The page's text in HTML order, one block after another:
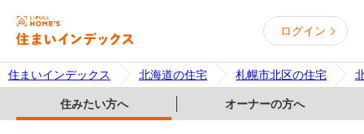
ログイン
住まいインデックス 北海道の住宅 札幌市北区の住宅
住みたい方へ オーナーの方へ